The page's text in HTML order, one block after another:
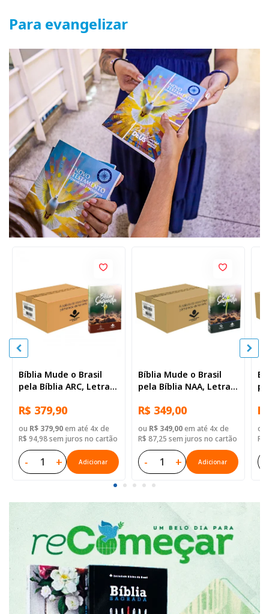
Para evangelizar
Bíblia Mude o Brasil
pela Bíblia ARC, Letra
— 52 Biblias
R$ 379,90
ou R$ 379,90em até 4x de
R$ 94,98 sem juros no cartão
- + Adicionar
Bíblia Mude o Brasil
pela Bíblia NAA, Letra
— Mude Brasil
R$ 349,00
ou R$ 349,00em até 4x de
R$ 87,25 sem juros no cartão
- + Adicionar
—
ou
R$